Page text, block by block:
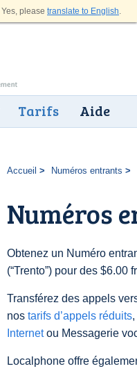
Yes, please translate to English.
Tarifs Aide
Accueil Numéros entrants
Numéros
Obtenez un Numéro
(“Trento”) pour des $6.00
Transférez des appels
nos tarifs d’appels réduits
Internetou Messagerie
Localphone offre